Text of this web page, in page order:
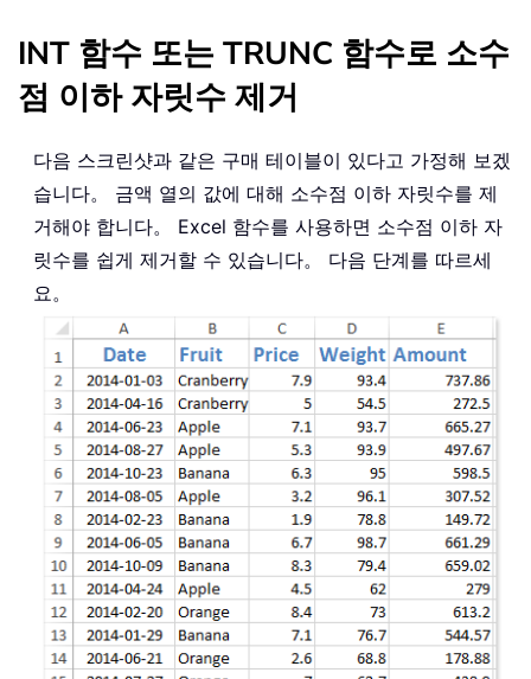
INT 함수 또는 TRUNC 함수로 소수
점 이하 자릿수 제거
다음 스크린샷과 같은 구매 테이블이 있다고 가정해 보겠
습니다。 금액 열의 값에 대해 소수점 이하 자릿수를 제
거해야 합니다。 Excel 함수를 사용하면 소수점 이하 자
릿수를 쉽게 제거할 수 있습니다。 다음 단계를 따르세
요。